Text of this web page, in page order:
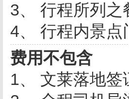
3、 行程所列
4、 行程内景点
费用不包含
1、 文莱落地